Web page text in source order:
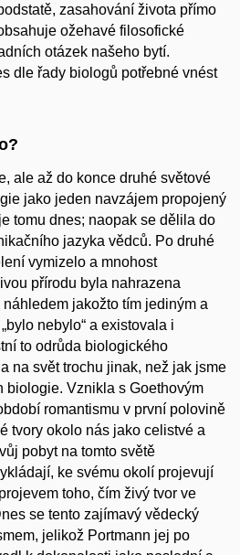
zasahování života přímo
ožehavé filosofické
otázek našeho bytí.
dle řady biologů potřebné vnést
ale až do konce druhé světové
jako jeden navzájem propojený
tomu dnes; naopak se dělila do
jazyka vědců. Po druhé
vymizelo a mnohost
přírodu byla nahrazena
jakožto tím jediným a
nebylo“ a existovala i
to odrůda biologického
na svět trochu jinak, než jak jsme
biologie. Vznikla s Goethovým
romantismu v první polovině
tvory okolo nás jako celistvé a
pobyt na tomto světě
ke svému okolí projevují
toho, čím živý tvor ve
se tento zajímavý vědecký
jelikož Portmann jej po